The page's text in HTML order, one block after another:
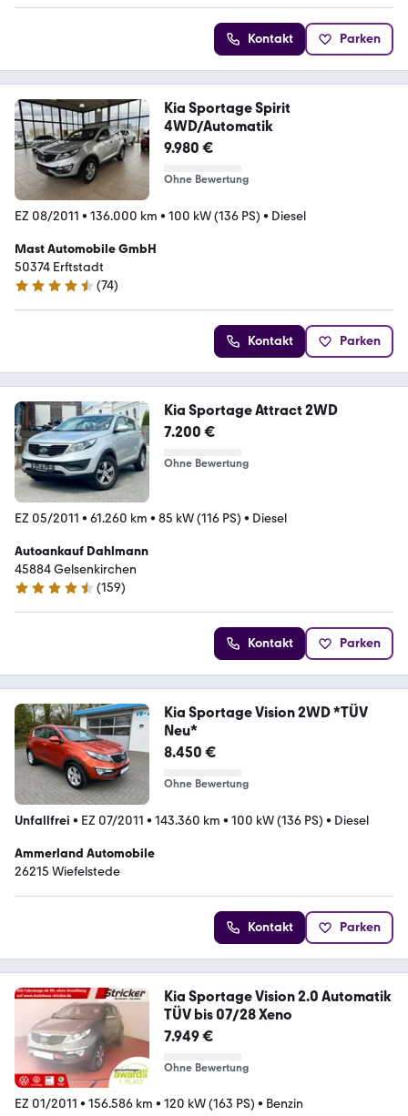
Kontakt Parken
Kia Sportage Spirit
4WD/Automatik
9.980 €
Ohne Bewertung
EZ 08/2011 • 136.000 km • 100 kW (136 PS) • Diesel
Mast Automobile GmbH
50374 Erftstadt
4.4 Sterne
(74)
Kontakt Parken
Kia Sportage Attract 2WD
7.200 €
Ohne Bewertung
EZ 05/2011 • 61.260 km • 85 kW (116 PS) • Diesel
Autoankauf Dahlmann
45884 Gelsenkirchen
4.7 Sterne
(159)
Kontakt Parken
Kia Sportage Vision 2WD *TÜV
Neu*
8.450 €
Ohne Bewertung
Unfallfrei • EZ 07/2011 • 143.360 km • 100 kW (136 PS) • Diesel
Ammerland Automobile
26215 Wiefelstede
Kontakt Parken
Kia Sportage Vision 2.0 Automatik
TÜV bis 07/28 Xeno
7.949 €
Ohne Bewertung
EZ 01/2011 • 156.586 km • 120 kW (163 PS) • Benzin